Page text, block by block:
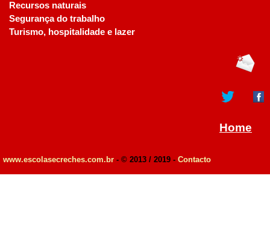
Recursos naturais
Segurança do trabalho
Turismo, hospitalidade e lazer
Home
www.escolasecreches.com.br - © 2013 / 2019 - Contacto